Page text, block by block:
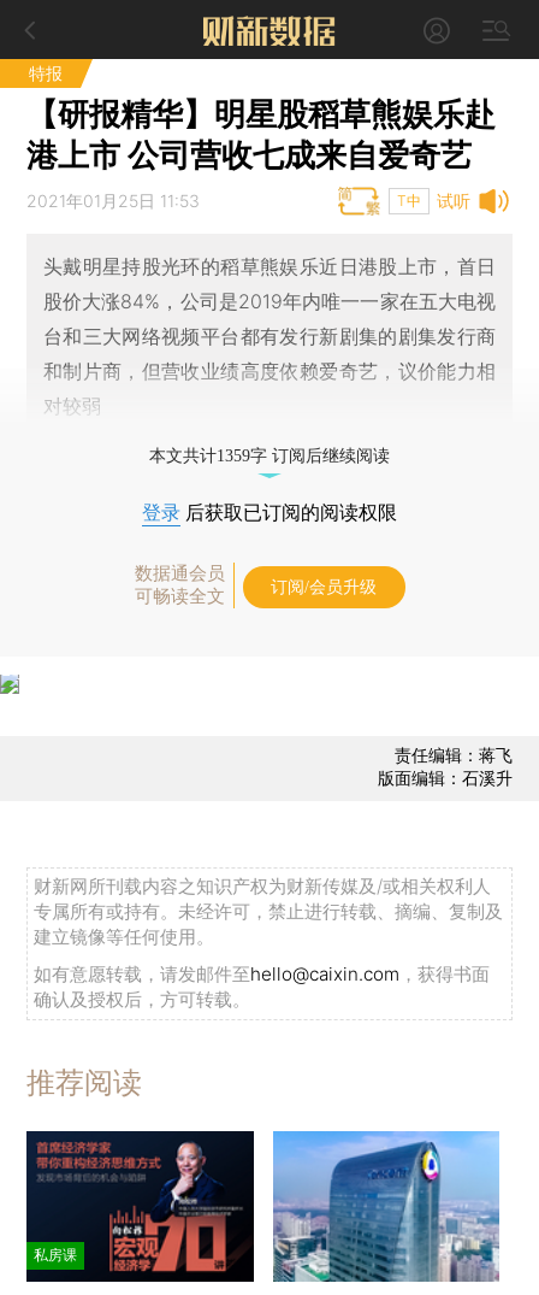
特报
【研报精华】明星股稻草熊娱乐赴
港上市 公司营收七成来自爱奇艺
试听
2021年01月25日 11:53 T中
头戴明星持股光环的稻草熊娱乐近日港股上市，首日
股价大涨84%，公司是2019年内唯一一家在五大电视
台和三大网络视频平台都有发行新剧集的剧集发行商
和制片商，但营收业绩高度依赖爱奇艺，议价能力相
对较弱
本文共计1359字 订阅后继续阅读
登录 后获取已订阅的阅读权限
数据通会员
可畅读全文
订阅/会员升级
责任编辑：蒋飞
版面编辑：石溪升
财新网所刊载内容之知识产权为财新传媒及/或相关权利人
专属所有或持有。未经许可，禁止进行转载、摘编、复制及
建立镜像等任何使用。
如有意愿转载，请发邮件至hello@caixin.com ，获得书面
确认及授权后，方可转载。
推荐阅读
私房课